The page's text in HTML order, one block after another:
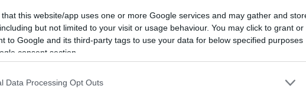
that this website/app uses one or more Google services and may gather and
but not limited to your visit or usage behaviour. You may click to grant or
to Google and its third-party tags to use your data for below specified purposes
consent section.
Data Processing Opt Outs